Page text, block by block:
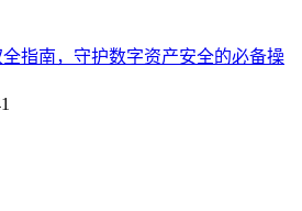
全指南，守护数字资产安全的必备操